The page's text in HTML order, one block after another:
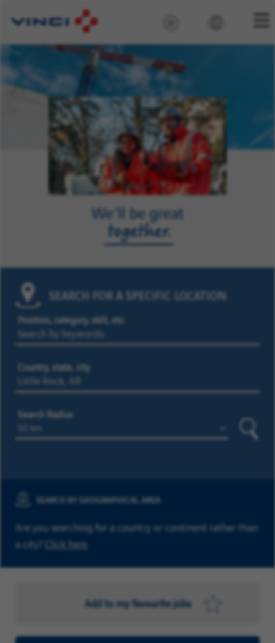
SEARCH FOR A SPECIFIC LOCATION
Position, category, skill, etc.
Country, state, city
Search Radius
SEARCH BY GEOGRAPHICAL AREA
Are you searching for a country or continent rather than
a city? Click here
Add to my favourite jobs